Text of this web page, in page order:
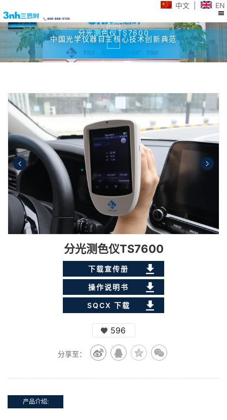
中文| EN
400-888-5135
分光测色仪TS7600
中国光学仪器自主核心技术创新典范
分光测色仪TS7600
下载宣传册
操作说明书
SQCX 下载
596
分享至：
产品介绍: